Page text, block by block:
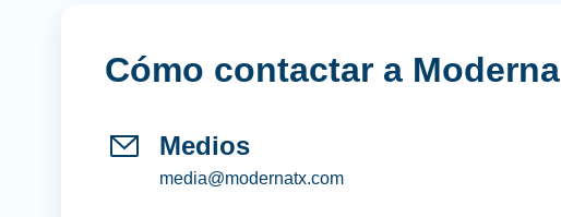
Cómo contactar a Moderna
Medios
media@modernatx.com